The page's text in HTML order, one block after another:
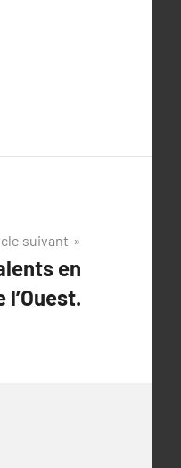
suivant
en